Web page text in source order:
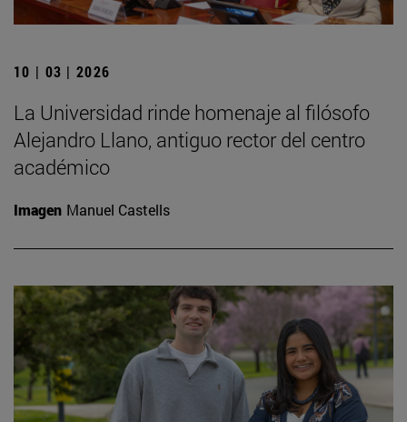
10 | 03 | 2026
La Universidad rinde homenaje al filósofo
Alejandro Llano, antiguo rector del centro
académico
Imagen Manuel Castells